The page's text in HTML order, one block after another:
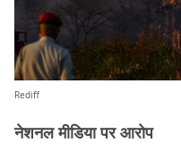
Rediff
नेशनल मीडिया पर आरोप